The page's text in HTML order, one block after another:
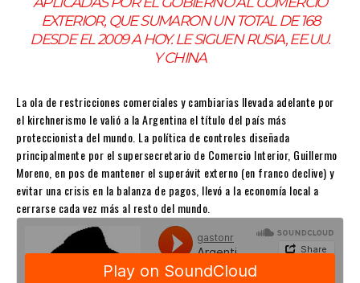
EXTERIOR, QUE SUMARON UN TOTAL DE 168
DESDE EL 2009 A HOY. LE SIGUEN RUSIA, EE.UU.
Y CHINA
La ola de restricciones comerciales y cambiarias llevada adelante por
el kirchnerismo le valió a la Argentina el título del país más
proteccionista del mundo. La política de controles diseñada
principalmente por el supersecretario de Comercio Interior, Guillermo
Moreno, en pos de mantener el superávit externo (en franco declive) y
evitar una crisis en la balanza de pagos, llevó a la economía local a
cerrarse cada vez más al resto del mundo.